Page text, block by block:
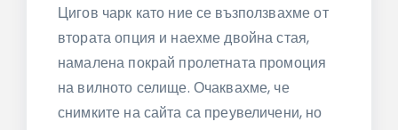
Цигов чарк като ние се възползвахме от
втората опция и наехме двойна стая,
намалена покрай пролетната промоция
на вилното селище. Очаквахме, че
снимките на сайта са преувеличени, но